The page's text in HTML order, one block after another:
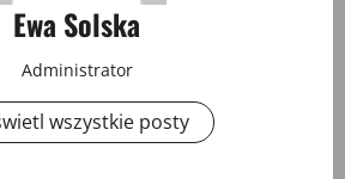
Ewa Solska
Administrator
wszystkie posty